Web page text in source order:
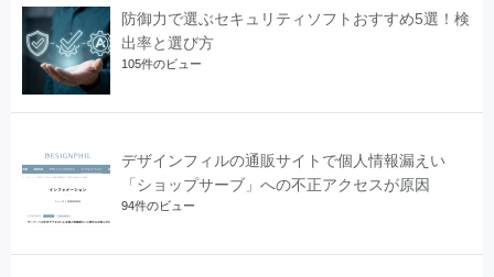
防御力で選ぶセキュリティソフトおすすめ5選！検
出率と選び方
105件のビュー
デザインフィルの通販サイトで個人情報漏えい
「ショップサーブ」への不正アクセスが原因
94件のビュー